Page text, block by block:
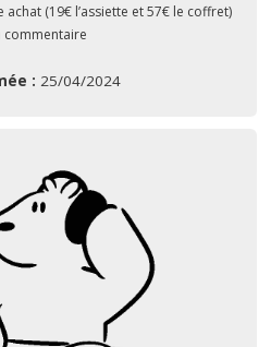
(19€ l’assiette et 57€ le coffret)
commentaire
: 25/04/2024